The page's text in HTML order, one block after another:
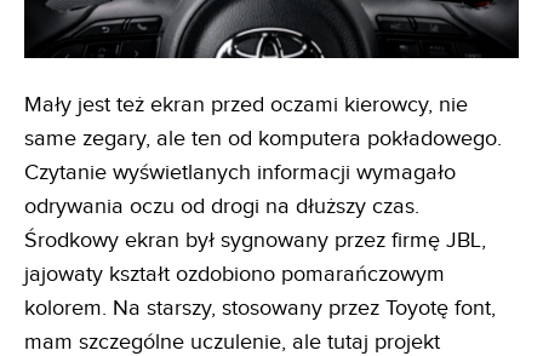
Mały jest też ekran przed oczami kierowcy, nie
same zegary, ale ten od komputera pokładowego.
Czytanie wyświetlanych informacji wymagało
odrywania oczu od drogi na dłuższy czas.
Środkowy ekran był sygnowany przez firmę JBL,
jajowaty kształt ozdobiono pomarańczowym
kolorem. Na starszy, stosowany przez Toyotę font,
mam szczególne uczulenie, ale tutaj projekt